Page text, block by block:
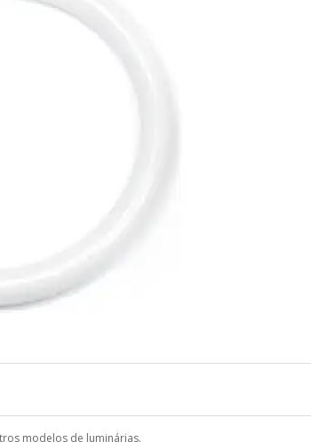
modelos de luminárias.